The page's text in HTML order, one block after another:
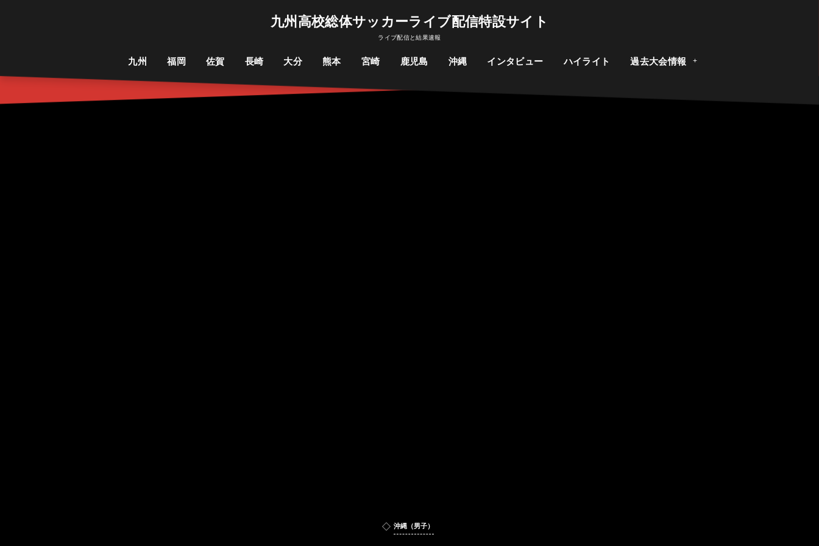
九州高校総体サッカーライブ配信特設サイト
ライブ配信と結果速報
九州 福岡 佐賀 長崎 大分 熊本 宮崎 鹿児島 沖縄 インタビュー ハイライト 過去大会情報
沖縄（男子）